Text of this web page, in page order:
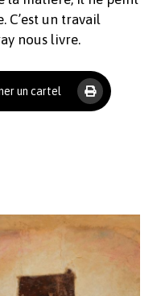
est vide.
C’est un travail
nous livre.
un cartel